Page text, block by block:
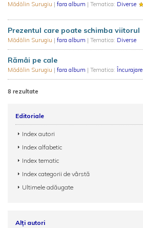
Mădălin Surugiu | fara album | Tematica: Diverse
Prezentul care poate schimba viitorul
Mădălin Surugiu | fara album | Tematica: Diverse
Rămâi pe cale
Mădălin Surugiu | fara album | Tematica: Încurajare
8 rezultate
Editoriale
Index autori
Index alfabetic
Index tematic
Index categorii de vârstă
Ultimele adăugate
Alți autori